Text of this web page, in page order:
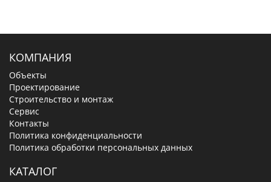
КОМПАНИЯ
Объекты
Проектирование
Строительство и монтаж
Сервис
Контакты
Политика конфиденциальности
Политика обработки персональных данных
КАТАЛОГ